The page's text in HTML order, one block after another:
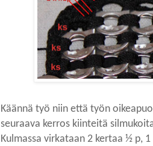
Käännä työ niin että työn
seuraava kerros kiinteitä
Kulmassa virkataan 2 kertaa ½ p,